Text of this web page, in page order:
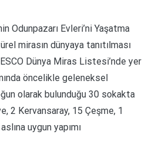
Odunpazarı Evleri’ni Yaşatma
mirasın dünyaya tanıtılması
Dünya Miras Listesi’nde yer
öncelikle geleneksel
olarak bulunduğu 30 sokakta
2 Kervansaray, 15 Çeşme, 1
uygun yapımı